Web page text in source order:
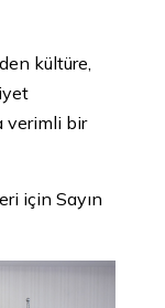
kültüre,
verimli bir
için Sayın